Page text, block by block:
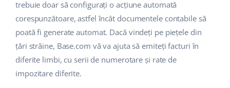
Managementul transporturilor
Supermarket
Sănătate și frumusețe
Modă
Implementari de sistem
Auditul conturilor
Altele
deutsch
Ελληνικά
español (AR)
trebuie doar să configurați o acțiune automată
corespunzătoare, astfel încât documentele contabile să
poată fi generate automat. Dacă vindeți pe piețele din
țări străine, Base.com vă va ajuta să emiteți facturi în
diferite limbi, cu serii de numerotare și rate de
impozitare diferite.